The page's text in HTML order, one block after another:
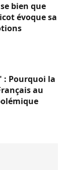
bien que
évoque sa
: Pourquoi la
au